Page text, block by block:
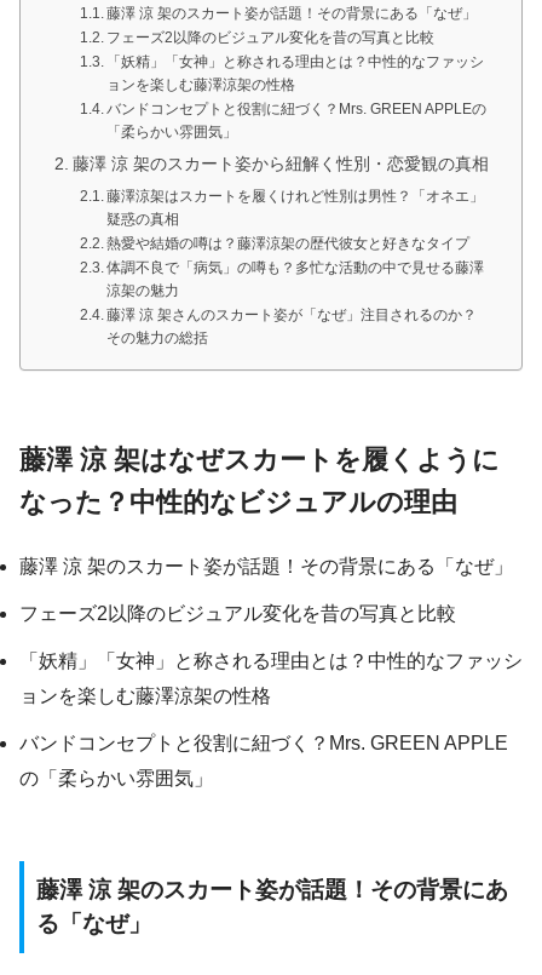
藤澤 涼 架のスカート姿が話題！その背景にある「なぜ」
フェーズ2以降のビジュアル変化を昔の写真と比較
「妖精」「女神」と称される理由とは？中性的なファッシ
ョンを楽しむ藤澤涼架の性格
バンドコンセプトと役割に紐づく？Mrs. GREEN APPLEの
「柔らかい雰囲気」
藤澤 涼 架のスカート姿から紐解く性別・恋愛観の真相
藤澤涼架はスカートを履くけれど性別は男性？「オネエ」
疑惑の真相
熱愛や結婚の噂は？藤澤涼架の歴代彼女と好きなタイプ
体調不良で「病気」の噂も？多忙な活動の中で見せる藤澤
涼架の魅力
藤澤 涼 架さんのスカート姿が「なぜ」注目されるのか？
その魅力の総括
藤澤 涼 架はなぜスカートを履くように
なった？中性的なビジュアルの理由
藤澤 涼 架のスカート姿が話題！その背景にある「なぜ」
フェーズ2以降のビジュアル変化を昔の写真と比較
「妖精」「女神」と称される理由とは？中性的なファッシ
ョンを楽しむ藤澤涼架の性格
バンドコンセプトと役割に紐づく？Mrs. GREEN APPLE
の「柔らかい雰囲気」
藤澤 涼 架のスカート姿が話題！その背景にあ
る「なぜ」